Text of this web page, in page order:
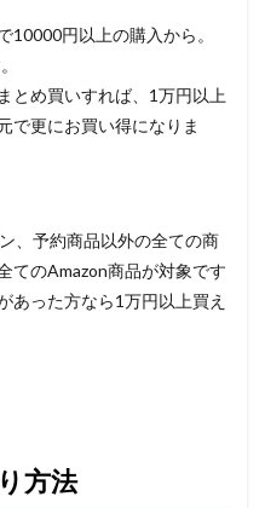
10000円以上の購入から。
とめ買いすれば、1万円以上
で更にお買い得になりま
、予約商品以外の全ての商
てのAmazon商品が対象です
あった方なら1万円以上買え
方法